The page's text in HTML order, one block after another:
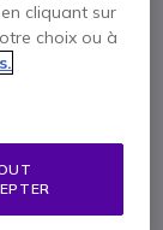
environnement
cliquant sur
choix ou à